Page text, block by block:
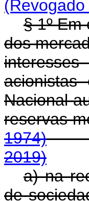
§ 1º
dos
acionistas
Nacional
1974)
2019)
a) na
de